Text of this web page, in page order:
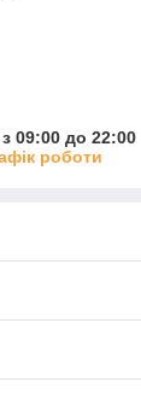
09:00 до 22:00
роботи